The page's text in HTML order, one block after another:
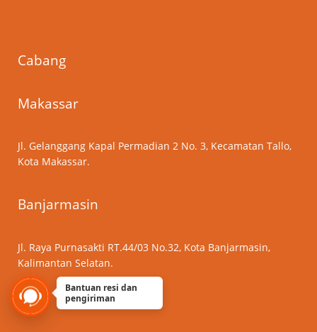
Cabang
Makassar
Jl. Gelanggang Kapal Permadian 2 No. 3, Kecamatan Tallo,
Kota Makassar.
Banjarmasin
Jl. Raya Purnasakti RT.44/03 No.32, Kota Banjarmasin,
Kalimantan Selatan.
Bantuan resi dan
pengiriman